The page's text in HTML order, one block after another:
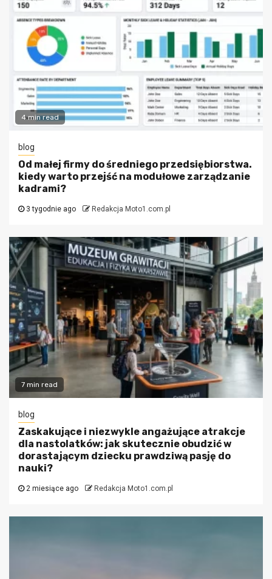
4 min read
blog
Od małej firmy do średniego przedsiębiorstwa.
kiedy warto przejść na modułowe zarządzanie
kadrami?
3 tygodnie ago Redakcja Moto1.com.pl
7 min read
blog
Zaskakujące i niezwykle angażujące atrakcje
dla nastolatków: jak skutecznie obudzić w
dorastającym dziecku prawdziwą pasję do
nauki?
2 miesiące ago Redakcja Moto1.com.pl